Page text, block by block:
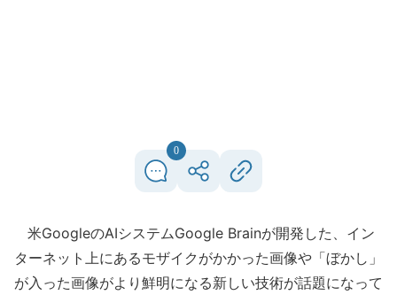
0
米GoogleのAIシステムGoogle Brainが開発した、イン
ターネット上にあるモザイクがかかった画像や「ぼかし」
が入った画像がより鮮明になる新しい技術が話題になって